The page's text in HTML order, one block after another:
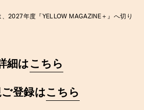
2027年度『YELLOW MAGAZINE ＋ 』へ切り
細は こちら
登録はこちら